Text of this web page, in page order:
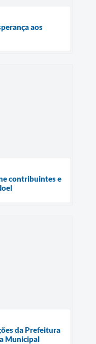
aos
contribuintes e
da Prefeitura
Municipal